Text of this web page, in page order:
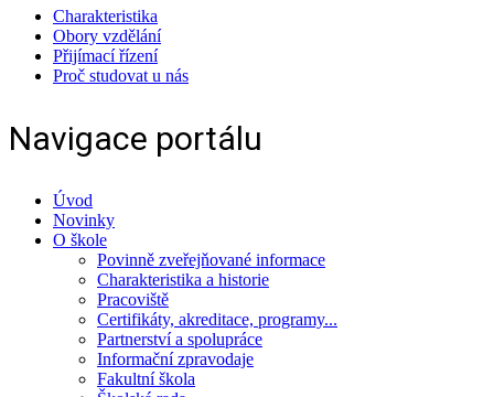
Charakteristika
Obory vzdělání
Přijímací řízení
Proč studovat u nás
Navigace portálu
Úvod
Novinky
O škole
Povinně zveřejňované informace
Charakteristika a historie
Pracoviště
Certifikáty, akreditace, programy...
Partnerství a spolupráce
Informační zpravodaje
Fakultní škola